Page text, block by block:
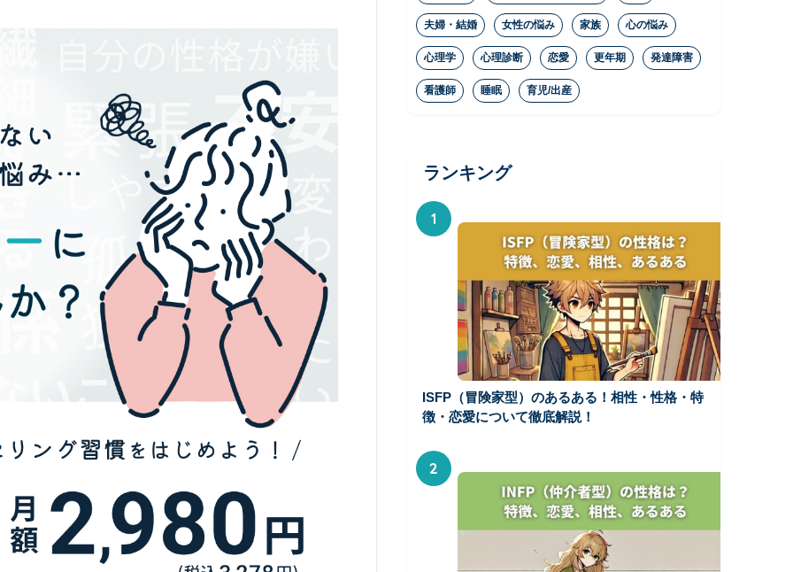
夫婦・結婚 女性の悩み 家族 心の悩み
心理学 心理診断 恋愛 更年期 発達障害
看護師 睡眠 育児/出産
ランキング
1
ISFP（冒険家型）のあるある！相性・性格・特
徴・恋愛について徹底解説！
2